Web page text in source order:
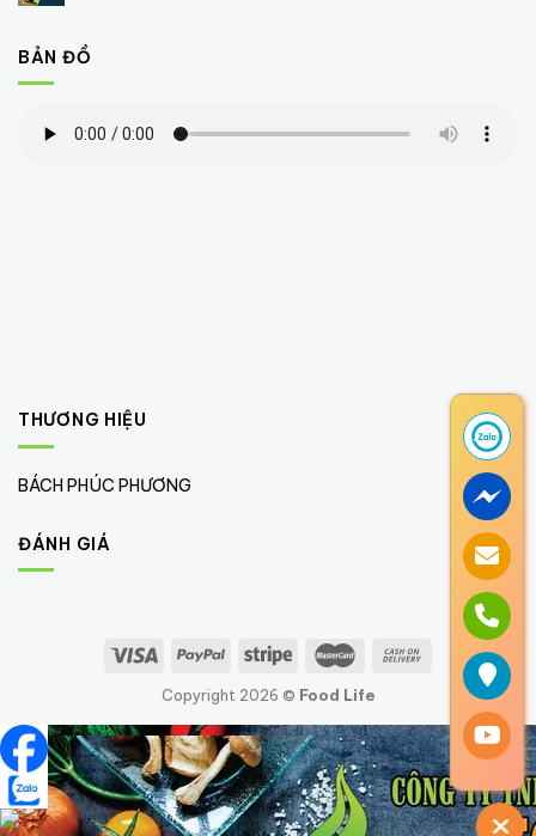
BẢN ĐỒ
THƯƠNG HIỆU
BÁCH PHÚC PHƯƠNG (1)
ĐÁNH GIÁ
Copyright 2026 © Food Life